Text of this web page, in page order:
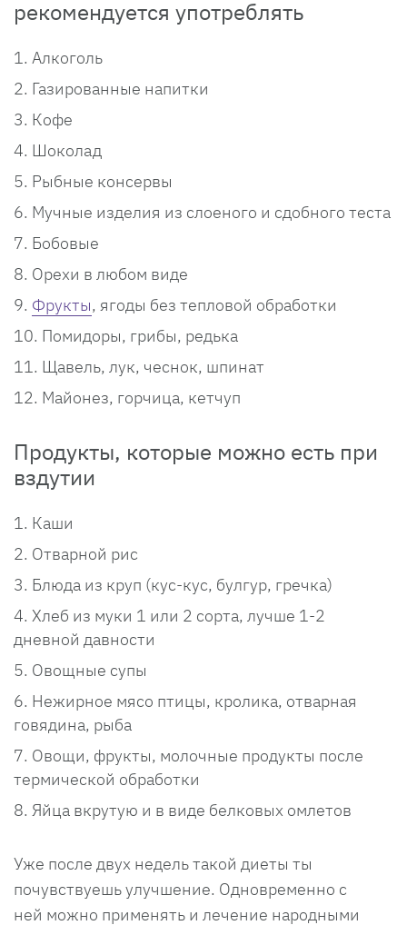
рекомендуется употреблять
Алкоголь
Газированные напитки
Кофе
Шоколад
Рыбные консервы
Мучные изделия из слоеного и сдобного теста
Бобовые
Орехи в любом виде
Фрукты, ягоды без тепловой обработки
Помидоры, грибы, редька
Щавель, лук, чеснок, шпинат
Майонез, горчица, кетчуп
Продукты, которые можно есть при
вздутии
Каши
Отварной рис
Блюда из круп (кус-кус, булгур, гречка)
Хлеб из муки 1 или 2 сорта, лучше 1-2
дневной давности
Овощные супы
Нежирное мясо птицы, кролика, отварная
говядина, рыба
Овощи, фрукты, молочные продукты после
термической обработки
Яйца вкрутую и в виде белковых омлетов
Уже после двух недель такой диеты ты
почувствуешь улучшение. Одновременно с
ней можно применять и лечение народными